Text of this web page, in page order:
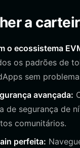
a
o ecossistema
os padrões de
sem
avançada:
de segurança de
comunitários.
perfeita: